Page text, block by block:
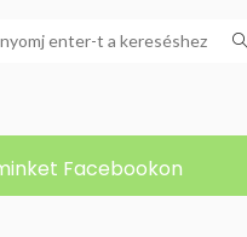
Facebookon